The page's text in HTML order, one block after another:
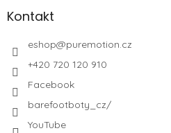
Kontakt
eshop@puremotion.cz
+420 720 120 910
Facebook
barefootboty_cz/
YouTube